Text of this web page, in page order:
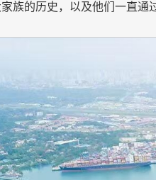
族的历史，以及他们一直